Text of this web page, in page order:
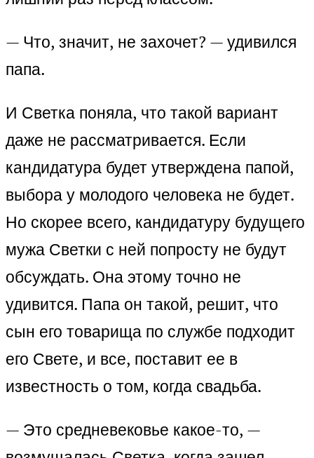
— Что, значит, не захочет? — удивился
папа.
И Светка поняла, что такой вариант
даже не рассматривается. Если
кандидатура будет утверждена папой,
выбора у молодого человека не будет.
Но скорее всего, кандидатуру будущего
мужа Светки с ней попросту не будут
обсуждать. Она этому точно не
удивится. Папа он такой, решит, что
сын его товарища по службе подходит
его Свете, и все, поставит ее в
известность о том, когда свадьба.
— Это средневековье какое-то, —